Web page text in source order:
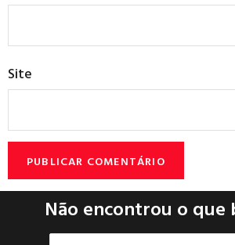
Site
Não encontrou o que